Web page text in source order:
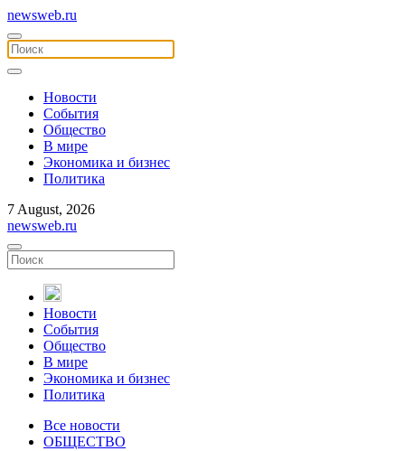
newsweb.ru
Новости
События
Общество
В мире
Экономика и бизнес
Политика
7 August, 2026
newsweb.ru
Новости
События
Общество
В мире
Экономика и бизнес
Политика
Все новости
ОБЩЕСТВО